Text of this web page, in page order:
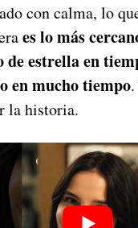
con calma, lo
es lo más
de estrella en
en mucho tiempo
la historia.